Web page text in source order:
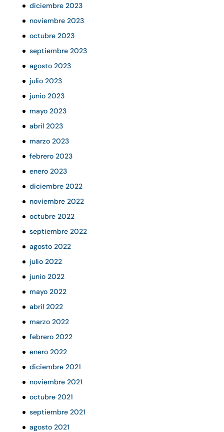
diciembre 2023
noviembre 2023
octubre 2023
septiembre 2023
agosto 2023
julio 2023
junio 2023
mayo 2023
abril 2023
marzo 2023
febrero 2023
enero 2023
diciembre 2022
noviembre 2022
octubre 2022
septiembre 2022
agosto 2022
julio 2022
junio 2022
mayo 2022
abril 2022
marzo 2022
febrero 2022
enero 2022
diciembre 2021
noviembre 2021
octubre 2021
septiembre 2021
agosto 2021